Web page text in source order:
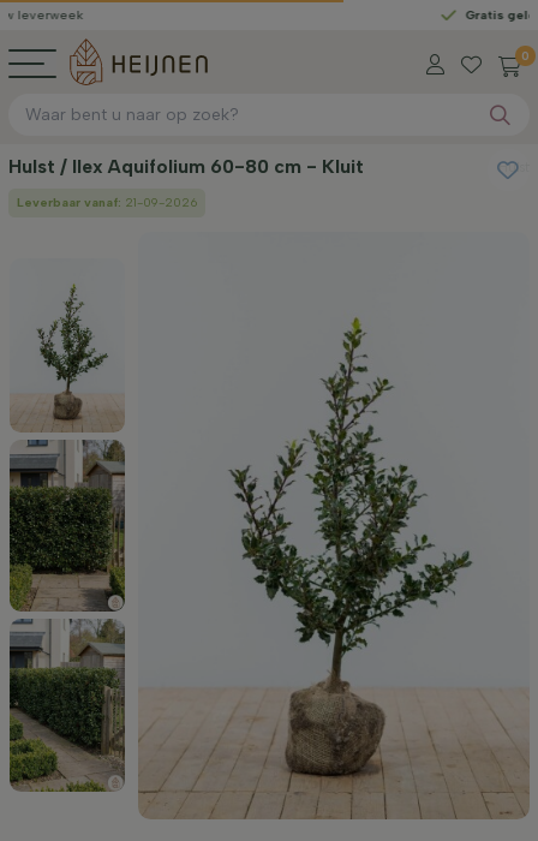
Gratis geleverdvanaf
0
Hulst / Ilex Aquifolium 60-80 cm - Kluit Hulst
Leverbaar vanaf: 21-09-2026